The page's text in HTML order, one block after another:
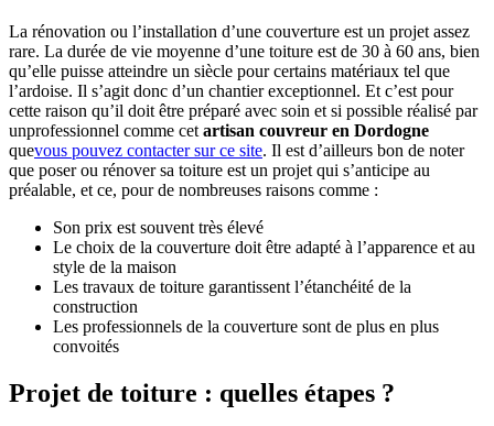
La rénovation ou l’installation d’une couverture est un projet assez
rare. La durée de vie moyenne d’une toiture est de 30 à 60 ans, bien
qu’elle puisse atteindre un siècle pour certains matériaux tel que
l’ardoise. Il s’agit donc d’un chantier exceptionnel. Et c’est pour
cette raison qu’il doit être préparé avec soin et si possible réalisé par
unprofessionnel comme cet artisan couvreur en Dordogne
quevous pouvez contacter sur ce site. Il est d’ailleurs bon de noter
que poser ou rénover sa toiture est un projet qui s’anticipe au
préalable, et ce, pour de nombreuses raisons comme :
Son prix est souvent très élevé
Le choix de la couverture doit être adapté à l’apparence et au
style de la maison
Les travaux de toiture garantissent l’étanchéité de la
construction
Les professionnels de la couverture sont de plus en plus
convoités
Projet de toiture : quelles étapes ?